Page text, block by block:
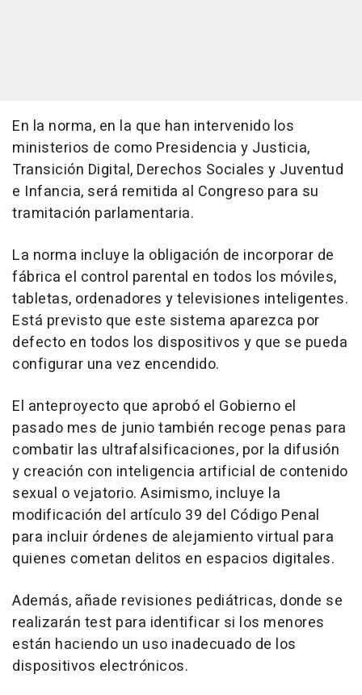
En la norma, en la que han intervenido los
ministerios de como Presidencia y Justicia,
Transición Digital, Derechos Sociales y Juventud
e Infancia, será remitida al Congreso para su
tramitación parlamentaria.
La norma incluye la obligación de incorporar de
fábrica el control parental en todos los móviles,
tabletas, ordenadores y televisiones inteligentes.
Está previsto que este sistema aparezca por
defecto en todos los dispositivos y que se pueda
configurar una vez encendido.
El anteproyecto que aprobó el Gobierno el
pasado mes de junio también recoge penas para
combatir las ultrafalsificaciones, por la difusión
y creación con inteligencia artificial de contenido
sexual o vejatorio. Asimismo, incluye la
modificación del artículo 39 del Código Penal
para incluir órdenes de alejamiento virtual para
quienes cometan delitos en espacios digitales.
Además, añade revisiones pediátricas, donde se
realizarán test para identificar si los menores
están haciendo un uso inadecuado de los
dispositivos electrónicos.